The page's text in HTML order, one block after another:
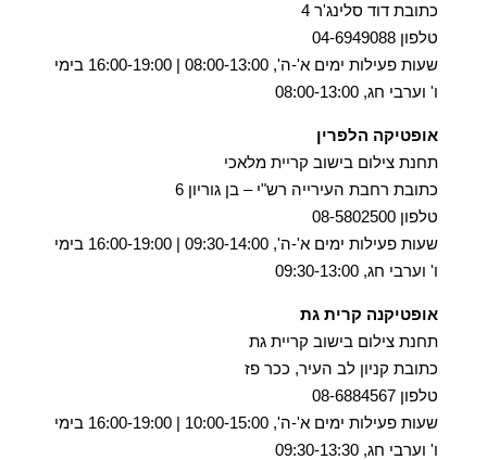
כתובת דוד סלינג'ר 4
טלפון 04-6949088
שעות פעילות ימים א'-ה', 08:00-13:00 | 16:00-19:00 בימי
ו' וערבי חג, 08:00-13:00
אופטיקה הלפרין
תחנת צילום בישוב קריית מלאכי
כתובת רחבת העירייה רש"י – בן גוריון 6
טלפון 08-5802500
שעות פעילות ימים א'-ה', 09:30-14:00 | 16:00-19:00 בימי
ו' וערבי חג, 09:30-13:00
אופטיקנה קרית גת
תחנת צילום בישוב קריית גת
כתובת קניון לב העיר, ככר פז
טלפון 08-6884567
שעות פעילות ימים א'-ה', 10:00-15:00 | 16:00-19:00 בימי
ו' וערבי חג, 09:30-13:30